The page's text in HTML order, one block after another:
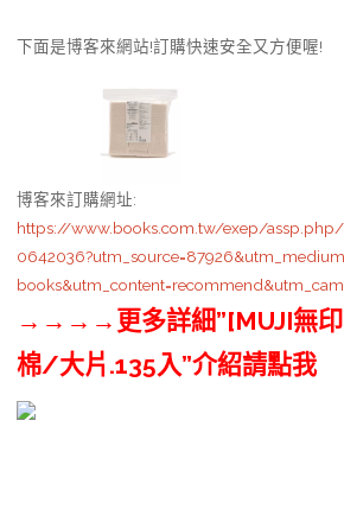
下面是博客來網站!訂購快速安全又方便喔!
博客來訂購網址:
https://www.books.com.tw/exep/
→→→→更多詳細”[MUJI無印
棉/大片.135入”介紹請點我